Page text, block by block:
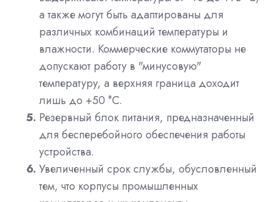
а также могут быть адаптированы для
различных комбинаций температуры и
влажности. Коммерческие коммутаторы не
допускают работу в "минусовую"
температуру, а верхняя граница доходит
лишь до +50 °C.
Резервный блок питания, предназначенный
для бесперебойного обеспечения работы
устройства.
Увеличенный срок службы, обусловленный
тем, что корпусы промышленных